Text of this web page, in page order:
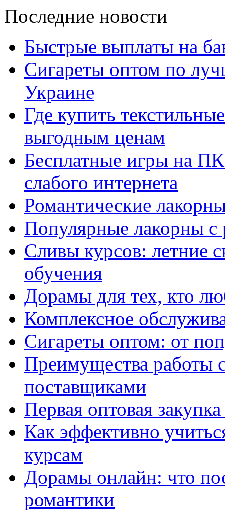
Последние новости
Быстрые выплаты на
Сигареты оптом по
Украине
Где купить
выгодным ценам
Бесплатные игры на
слабого интернета
Романтические
Популярные лакорны с
Сливы курсов: летние
обучения
Дорамы для тех, кто
Комплексное
Сигареты оптом: от
Преимущества работы
поставщиками
Первая оптовая
Как эффективно
курсам
Дорамы онлайн: что
романтики